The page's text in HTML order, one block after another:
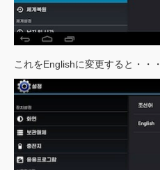
これをEnglishに変更すると・・・